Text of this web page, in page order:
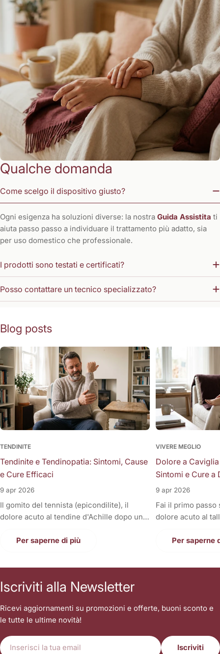
Qualche domanda
Come scelgo il dispositivo giusto?
Ogni esigenza ha soluzioni diverse: la nostra Guida Assistita ti
aiuta passo passo a individuare il trattamento più adatto, sia
per uso domestico che professionale.
I prodotti sono testati e certificati?
Posso contattare un tecnico specializzato?
Blog posts
TENDINITE
Tendinite e Tendinopatia: Sintomi, Cause
e Cure Efficaci
9 apr 2026
Il gomito del tennista (epicondilite), il
dolore acuto al tendine d'Achille dopo una
braccio, o il fastidioso dolore al ginocchio
patologie a carico dei tendini, i veri e
un tendine fa male, la prima reazione di
tutti è quella di autodiagnosticarsi una
"tendinite", applicare del ghiaccio,
prendere un antinfiammatorio e aspettare
Per saperne di più
VIVERE MEGLIO
Dolore a
Sintomi e Cure a
9 apr 2026
Fai il primo
dolore acuto al
sono gonfie,
contatto con il
singolo passo.
sottovalutare i
Per saperne
Iscriviti alla Newsletter
Ricevi aggiornamenti su promozioni e offerte, buoni sconto e
le tutte le ultime novità!
E-
Iscriviti